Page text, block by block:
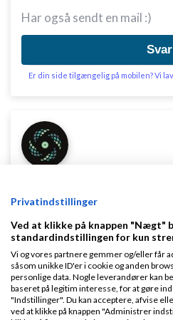
Har også sendt en mail :)
Svar
Er din side tilgængelig på mobilen? Vi
Hej
Kontakt evt. denne
Privatindstillinger
Ved at klikke på knappen "Nægt"
standardindstillingen for kun
Vi og vores partnere gemmer og/eller får
såsom unikke ID'er i cookie og anden
personlige data. Nogle leverandører kan
baseret på legitim interesse, for at gøre
"Indstillinger". Du kan acceptere, afvise
ved at klikke på knappen "Administrer